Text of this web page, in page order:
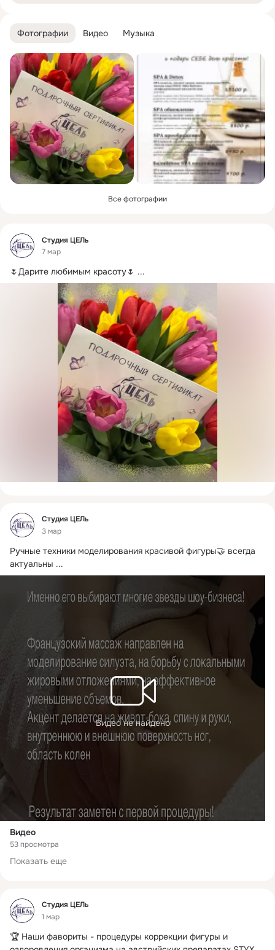
Фотографии Видео Музыка
Все фотографии
Фид
Студия ЦЕЛь
7 мар
🌷Дарите любимым красоту🌷 ...
Фид
Студия ЦЕЛь
3 мар
Ручные техники моделирования красивой фигуры🤝 всегда
актуальны ...
Видео не найдено
Видео
53 просмотра
Показать еще
Фид
Студия ЦЕЛь
1 мар
🏆 Наши фавориты - процедуры коррекции фигуры и